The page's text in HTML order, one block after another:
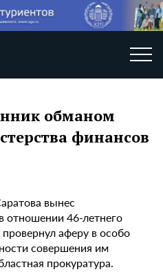
обманом
финансов
вынес
отношении 46-летнего
аферу в особо
совершения им
прокуратура.